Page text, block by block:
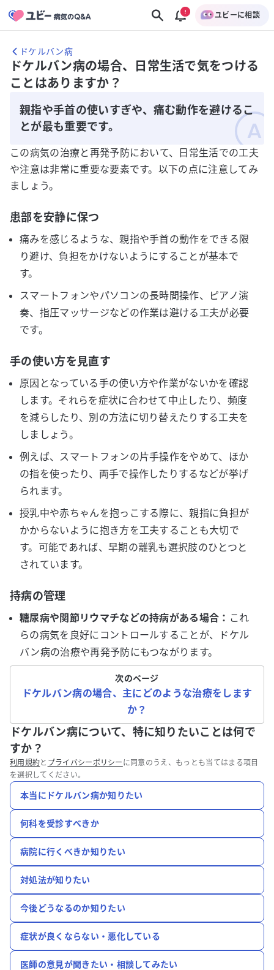
ユビーに相談
ドケルバン病
ドケルバン病の場合、日常生活で気をつける
ことはありますか？
親指や手首の使いすぎや、痛む動作を避けるこ
とが最も重要です。
この病気の治療と再発予防において、日常生活での工夫
や注意は非常に重要な要素です。以下の点に注意してみ
ましょう。
患部を安静に保つ
痛みを感じるような、親指や手首の動作をできる限
り避け、負担をかけないようにすることが基本で
す。
スマートフォンやパソコンの長時間操作、ピアノ演
奏、指圧マッサージなどの作業は避ける工夫が必要
です。
手の使い方を見直す
原因となっている手の使い方や作業がないかを確認
します。それらを症状に合わせて中止したり、頻度
を減らしたり、別の方法に切り替えたりする工夫を
しましょう。
例えば、スマートフォンの片手操作をやめて、ほか
の指を使ったり、両手で操作したりするなどが挙げ
られます。
授乳中や赤ちゃんを抱っこする際に、親指に負担が
かからないように抱き方を工夫することも大切で
す。可能であれば、早期の離乳も選択肢のひとつと
されています。
持病の管理
糖尿病や関節リウマチなどの持病がある場合： これ
らの病気を良好にコントロールすることが、ドケル
バン病の治療や再発予防にもつながります。
次のページ
ドケルバン病の場合、主にどのような治療をします
か？
ドケルバン病について、特に知りたいことは何で
すか？
利用規約と プライバシーポリシー に同意のうえ、もっとも当てはまる項目
を選択してください。
本当にドケルバン病か知りたい
何科を受診すべきか
病院に行くべきか知りたい
対処法が知りたい
今後どうなるのか知りたい
症状が良くならない・悪化している
医師の意見が聞きたい・相談してみたい